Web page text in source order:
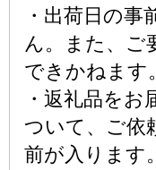
・出荷日の
ん。また、ご
できかねます。
・返礼品をお
ついて、ご依
前が入ります